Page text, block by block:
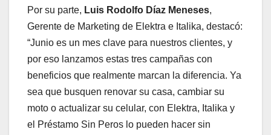
Por su parte, Luis Rodolfo Díaz Meneses,
Gerente de Marketing de Elektra e Italika, destacó:
“Junio es un mes clave para nuestros clientes, y
por eso lanzamos estas tres campañas con
beneficios que realmente marcan la diferencia. Ya
sea que busquen renovar su casa, cambiar su
moto o actualizar su celular, con Elektra, Italika y
el Préstamo Sin Peros lo pueden hacer sin